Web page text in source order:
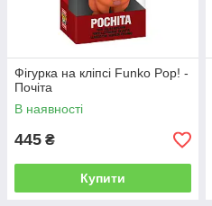
Фігурка на кліпсі Funko Pop! -
Почіта
В наявності
445 ₴
Купити